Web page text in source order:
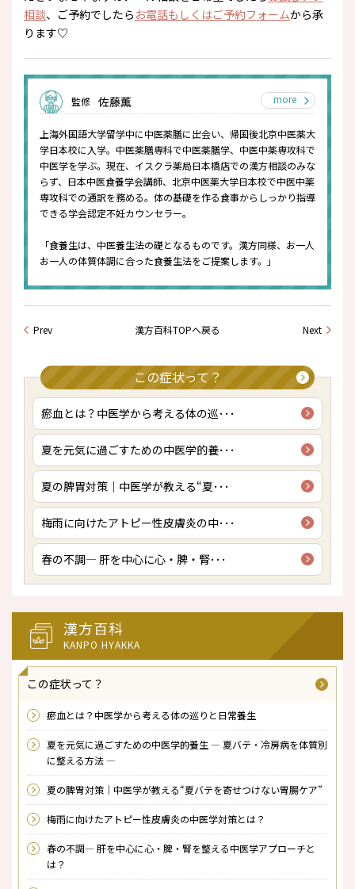
相談、ご予約でしたら お電話もしくはご予約フォームから承
ります♡
監修 佐藤薫 more
上海外国語大学留学中に中医薬膳に出会い、帰国後北京中医薬大
学日本校に入学。中医薬膳専科で中医薬膳学、中医中薬専攻科で
中医学を学ぶ。現在、イスクラ薬局日本橋店での漢方相談のみな
らず、日本中医食養学会講師、北京中医薬大学日本校で中医中薬
専攻科での通訳を務める。体の基礎を作る食事からしっかり指導
できる学会認定不妊カウンセラー。
「食養生は、中医養生法の礎となるものです。漢方同様、お一人
お一人の体質体調に合った食養生法をご提案します。」
Prev 漢方百科TOPへ戻る Next
この症状って？
瘀血とは？中医学から考える体の巡･･･
夏を元気に過ごすための中医学的養･･･
夏の脾胃対策｜中医学が教える“夏･･･
梅雨に向けたアトピー性皮膚炎の中･･･
春の不調― 肝を中心に心・脾・腎･･･
漢方百科
KANPO HYAKKA
この症状って？
瘀血とは？中医学から考える体の巡りと日常養生
夏を元気に過ごすための中医学的養生 ― 夏バテ・冷房病を体質別
に整える方法 ―
夏の脾胃対策｜中医学が教える“夏バテを寄せつけない胃腸ケア”
梅雨に向けたアトピー性皮膚炎の中医学対策とは？
春の不調― 肝を中心に心・脾・腎を整える中医学アプローチと
は？